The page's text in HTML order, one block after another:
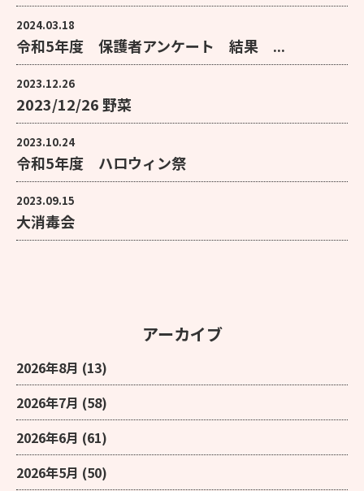
2024.03.18
令和5年度 保護者アンケート 結果 ...
2023.12.26
2023/12/26 野菜
2023.10.24
令和5年度 ハロウィン祭
2023.09.15
大消毒会
アーカイブ
2026年8月 (13)
2026年7月 (58)
2026年6月 (61)
2026年5月 (50)